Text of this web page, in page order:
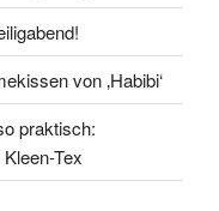
von ‚Habibi‘
praktisch:
Tex